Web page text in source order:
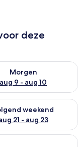
deze
aug 8 - aug 9
Morgen
aug 9 - aug 10
aug 14 -
weekend
21 - aug 23